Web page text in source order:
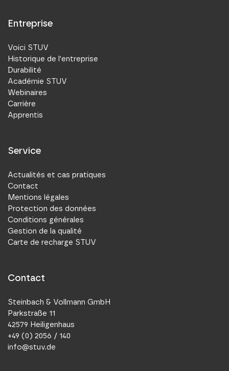
Entreprise
Voici STUV
Historique de l'entreprise
Durabilité
Académie STUV
Webinaires
Carrière
Apprentis
Service
Actualités et cas pratiques
Contact
Mentions légales
Protection des données
Conditions générales
Gestion de la qualité
Carte de recharge STUV
Contact
Steinbach & Vollmann GmbH
Parkstraße 11
42579 Heiligenhaus
+49 (0) 2056 / 140
info@stuv.de